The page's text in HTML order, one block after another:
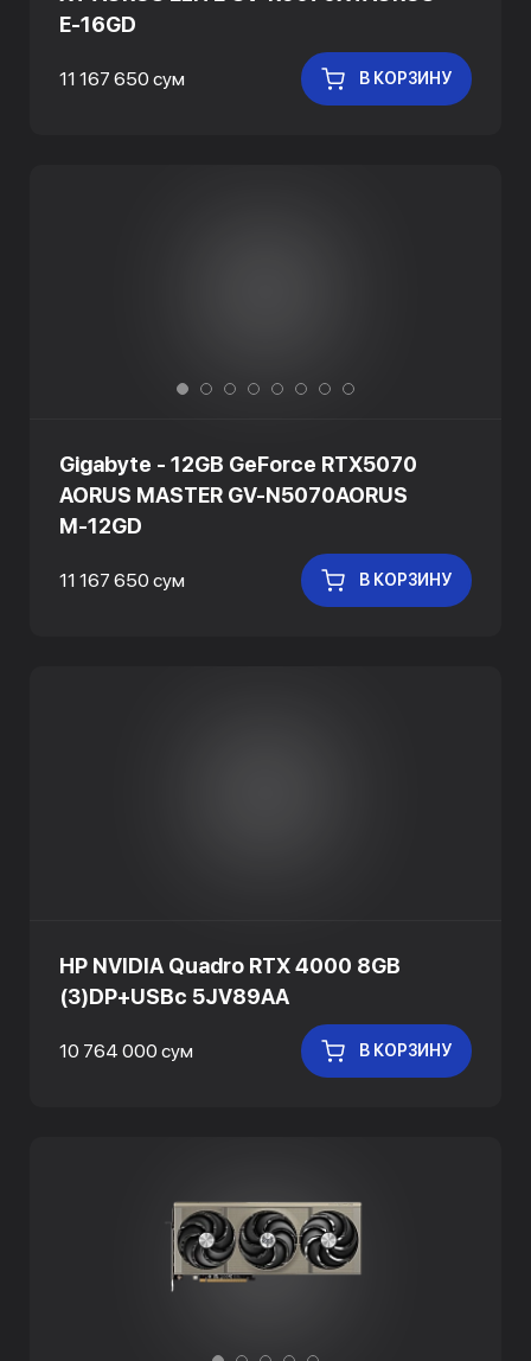
E-16GD
11 167 650 сум В КОРЗИНУ
Gigabyte - 12GB GeForce RTX5070
AORUS MASTER GV-N5070AORUS
M-12GD
11 167 650 сум В КОРЗИНУ
HP NVIDIA Quadro RTX 4000 8GB
(3)DP+USBc 5JV89AA
10 764 000 сум В КОРЗИНУ